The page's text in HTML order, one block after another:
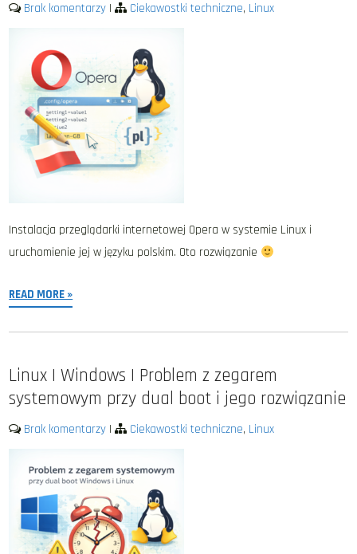
Brak komentarzy | Ciekawostki techniczne, Linux
Instalacja przeglądarki internetowej Opera w systemie Linux i
uruchomienie jej w języku polskim. Oto rozwiązanie
READ MORE »
Linux | Windows | Problem z zegarem
systemowym przy dual boot i jego rozwiązanie
Brak komentarzy | Ciekawostki techniczne, Linux